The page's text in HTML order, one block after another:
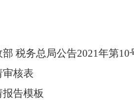
部 税务总局公告2021年第10
审核表
报告模板